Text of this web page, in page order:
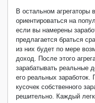
В остальном агрегаторы
ориентироваться на
если вы намерены
предлагается браться
из них будет по мере
доход. После этого
зарабатывать реальные
его реальных заработок.
кусочек собственного
решительно. Каждый